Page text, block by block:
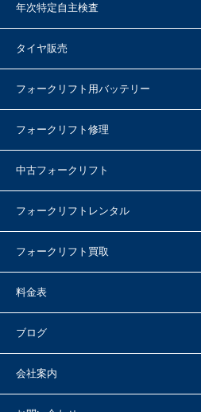
年次特定自主検査
タイヤ販売
フォークリフト用バッテリー
フォークリフト修理
中古フォークリフト
フォークリフトレンタル
フォークリフト買取
料金表
ブログ
会社案内